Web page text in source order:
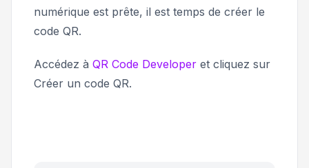
numérique est prête, il est temps de créer le
code QR.
Accédez à QR Code Developer et cliquez sur
Créer un code QR.